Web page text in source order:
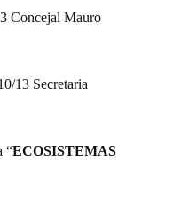
Concejal Mauro
13 Secretaria
“ECOSISTEMAS